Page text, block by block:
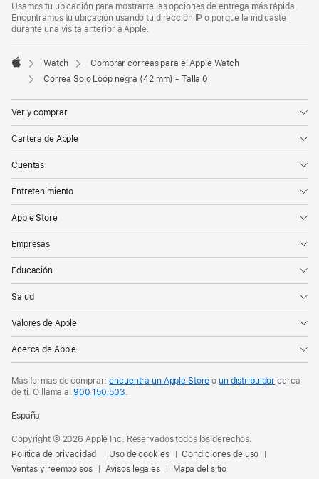
Usamos tu ubicación para mostrarte las opciones de entrega más rápida.
Encontramos tu ubicación usando tu dirección IP o porque la indicaste
durante una visita anterior a Apple.
Apple
Watch
Comprar correas para el Apple Watch
Correa Solo Loop negra (42 mm) - Talla 0
Ver y comprar
Cartera de Apple
Cuentas
Entretenimiento
Apple Store
Empresas
Educación
Salud
Valores de Apple
Acerca de Apple
Más formas de comprar:encuentra un Apple Store oun distribuidor cerca
de ti. O
llama al 900 150 503.
España
Copyright © 2026 Apple Inc. Reservados todos los derechos.
Política de privacidad
Uso de cookies
Condiciones de uso
Ventas y reembolsos
Avisos legales Mapa del sitio